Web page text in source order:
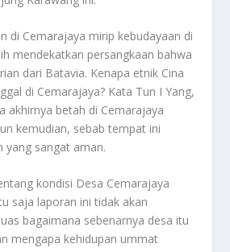
di Cemarajaya mirip kebudayaan di
mendekatkan persangkaan bahwa
dari Batavia. Kenapa etnik Cina
di Cemarajaya? Kata Tun I Yang,
akhirnya betah di Cemarajaya
kemudian, sebab tempat ini
yang sangat aman.
kondisi Desa Cemarajaya
saja laporan ini tidak akan
bagaimana sebenarnya desa itu
mengapa kehidupan ummat